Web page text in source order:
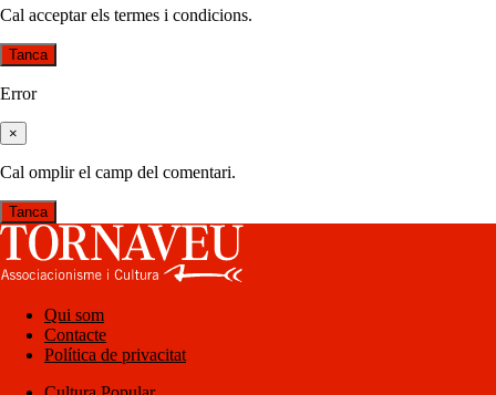
Cal acceptar els termes i condicions.
Tanca
Error
×
Cal omplir el camp del comentari.
Tanca
Qui som
Contacte
Política de privacitat